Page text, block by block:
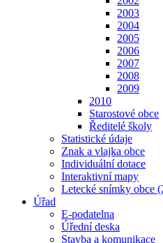
2003
2004
2005
2006
2007
2008
2009
2010
Starostové obce
Ředitelé školy
Statistické údaje
Znak a vlajka obce
Individuální dotace
Interaktivní mapy
Letecké snímky obce
Úřad
E-podatelna
Úřední deska
Stavba a komunikace